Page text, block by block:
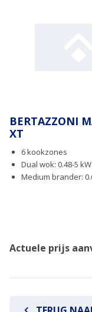
BERTAZZONI
XT
6 kookzones
Dual wok: 0.48-5 kW
Medium brander:
Actuele prijs